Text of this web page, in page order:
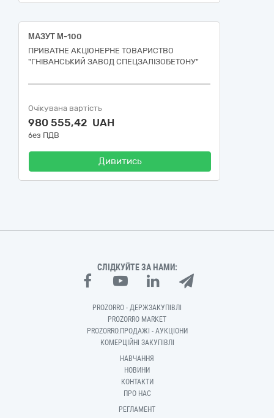
МАЗУТ М-100
ПРИВАТНЕ АКЦІОНЕРНЕ ТОВАРИСТВО
"ГНІВАНСЬКИЙ ЗАВОД СПЕЦЗАЛІЗОБЕТОНУ"
Очікувана вартість
980 555,42 UAH
без ПДВ
Дивитись
СЛІДКУЙТЕ ЗА НАМИ:
PROZORRO - ДЕРЖЗАКУПІВЛІ
PROZORRO MARKET
PROZORRO.ПРОДАЖІ - АУКЦІОНИ
КОМЕРЦІЙНІ ЗАКУПІВЛІ
НАВЧАННЯ
НОВИНИ
КОНТАКТИ
ПРО НАС
РЕГЛАМЕНТ